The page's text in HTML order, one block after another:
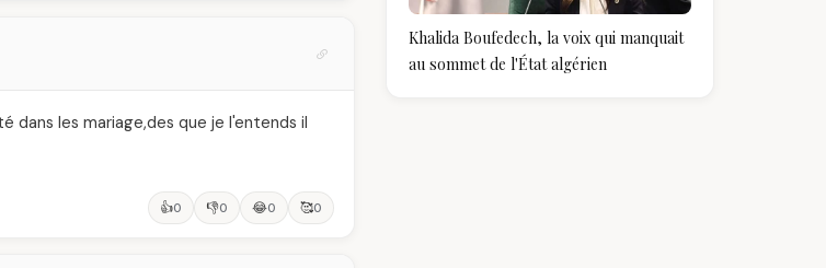
dans les mariage,des que je l'entends il
👍0 👎0 😂0 🥰0
Khalida Boufedech, la voix qui manquait
au sommet de l'État algérien